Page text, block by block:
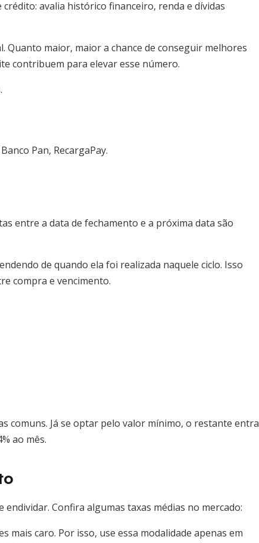
avalia histórico financeiro, renda e dívidas
Quanto maior, maior a chance de conseguir melhores
contribuem para elevar esse número.
Pan, RecargaPay.
entre a data de fechamento e a próxima data são
de quando ela foi realizada naquele ciclo. Isso
compra e vencimento.
comuns. Já se optar pelo valor mínimo, o restante entra
ao mês.
Confira algumas taxas médias no mercado:
mais caro. Por isso, use essa modalidade apenas em